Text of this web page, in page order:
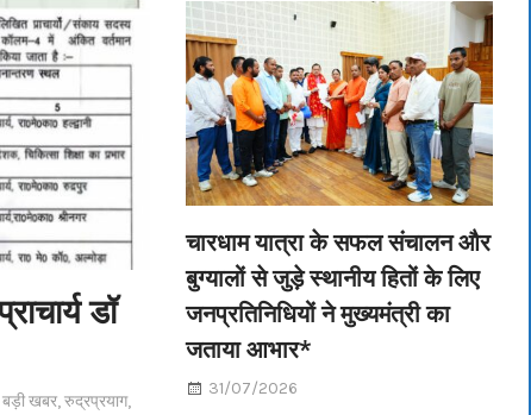
डॉ
बड़ी खबर,रुद्रप्रयाग,
चारधाम यात्रा के सफल संचालन और
बुग्यालों से जुड़े स्थानीय हितों के लिए
जनप्रतिनिधियों ने मुख्यमंत्री का
जताया आभार*
31/07/2026